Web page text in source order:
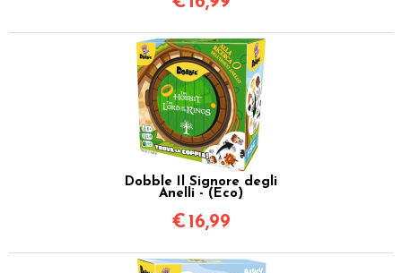
Dobble Il Signore degli
Anelli - (Eco)
€ 16,99